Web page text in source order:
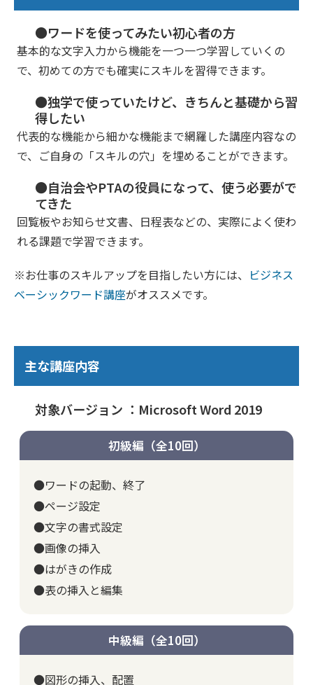
●ワードを使ってみたい初心者の方
基本的な文字入力から機能を一つ一つ学習していくの
で、初めての方でも確実にスキルを習得できます。
●独学で使っていたけど、きちんと基礎から習
得したい
代表的な機能から細かな機能まで網羅した講座内容なの
で、ご自身の「スキルの穴」を埋めることができます。
●自治会やPTAの役員になって、使う必要がで
てきた
回覧板やお知らせ文書、日程表などの、実際によく使わ
れる課題で学習できます。
※お仕事のスキルアップを目指したい方には、 ビジネス
ベーシックワード講座がオススメです。
主な講座内容
対象バージョン ：Microsoft Word 2019
初級編（全10回）
●ワードの起動、終了
●ページ設定
●文字の書式設定
●画像の挿入
●はがきの作成
●表の挿入と編集
中級編（全10回）
●図形の挿入、配置